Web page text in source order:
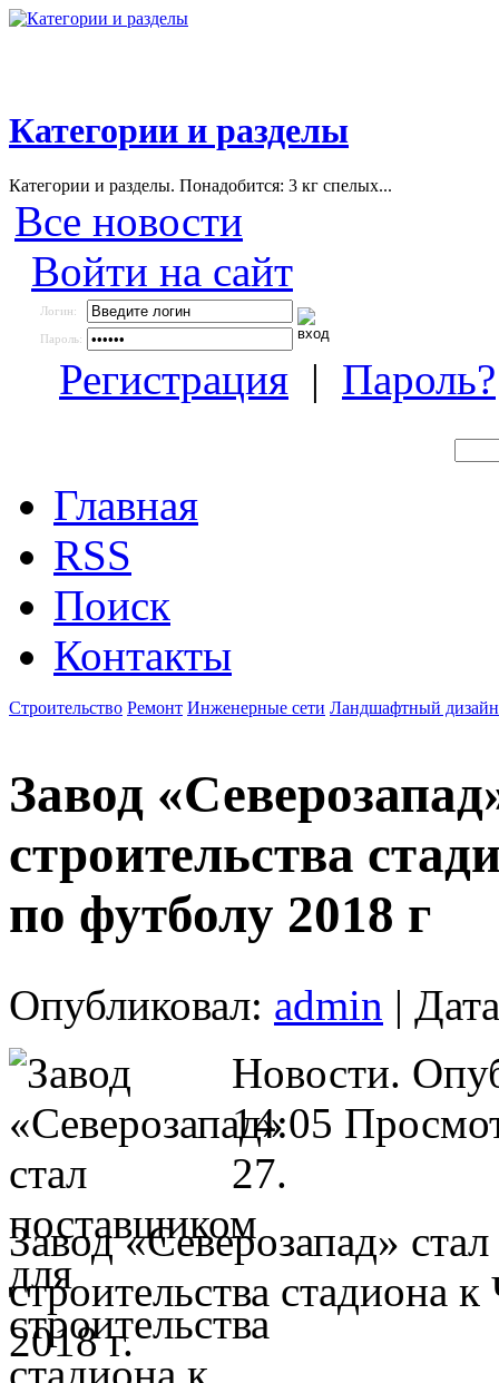
Категории и разделы
Категории и разделы. Понадобится: 3 кг спелых...
Все новости
Войти на сайт
Логин:
Пароль:
Регистрация | Пароль?
Главная
RSS
Поиск
Контакты
Строительство Ремонт Инженерные сети Ландшафтный дизайн
Завод
строительства
по футболу 2018 г
Опубликовал: admin |
Новости.
14:05
27.
Завод «Северозапад»
строительства стадиона
2018 г.